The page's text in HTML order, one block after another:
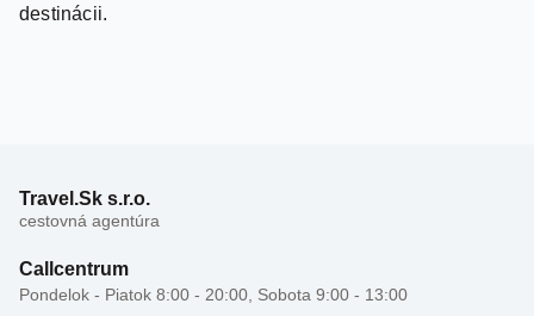
destinácii.
Travel.Sk s.r.o.
cestovná agentúra
Callcentrum
Pondelok - Piatok 8:00 - 20:00, Sobota 9:00 - 13:00